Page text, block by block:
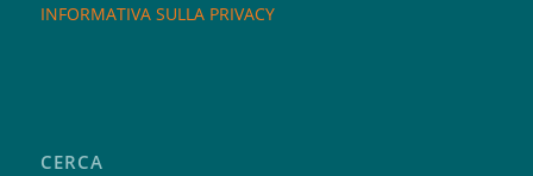
INFORMATIVA SULLA PRIVACY
CERCA